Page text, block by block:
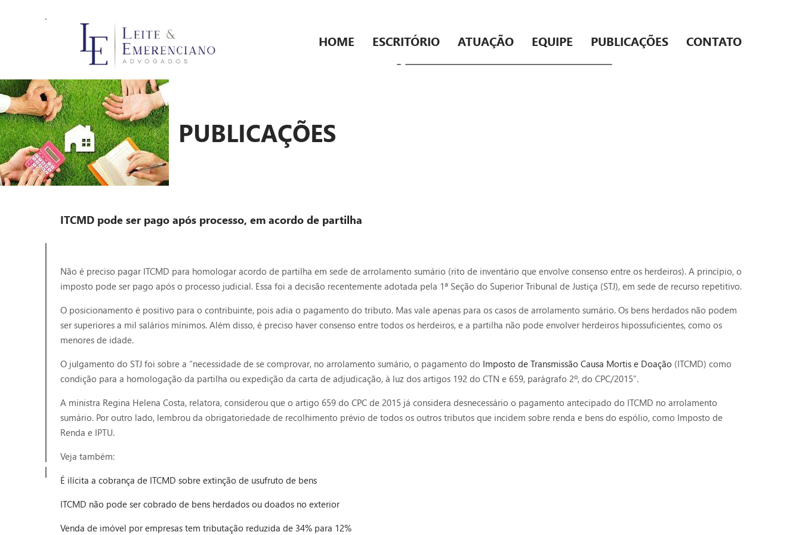
HOME ESCRITÓRIO ATUAÇÃO EQUIPE PUBLICAÇÕES CONTATO
PUBLICAÇÕES
ITCMD pode ser pago após processo, em acordo de partilha
Não é preciso pagar ITCMD para homologar acordo de partilha em sede de arrolamento sumário (rito de inventário que envolve consenso entre os herdeiros). A princípio, o
imposto pode ser pago após o processo judicial. Essa foi a decisão recentemente adotada pela 1ª Seção do Superior Tribunal de Justiça (STJ), em sede de recurso repetitivo.
O posicionamento é positivo para o contribuinte, pois adia o pagamento do tributo. Mas vale apenas para os casos de arrolamento sumário. Os bens herdados não podem
ser superiores a mil salários mínimos. Além disso, é preciso haver consenso entre todos os herdeiros, e a partilha não pode envolver herdeiros hipossuficientes, como os
menores de idade.
O julgamento do STJ foi sobre a “necessidade de se comprovar, no arrolamento sumário, o pagamento do Imposto de Transmissão Causa Mortis e Doação (ITCMD) como
condição para a homologação da partilha ou expedição da carta de adjudicação, à luz dos artigos 192 do CTN e 659, parágrafo 2º, do CPC/2015”.
A ministra Regina Helena Costa, relatora, considerou que o artigo 659 do CPC de 2015 já considera desnecessário o pagamento antecipado do ITCMD no arrolamento
sumário. Por outro lado, lembrou da obrigatoriedade de recolhimento prévio de todos os outros tributos que incidem sobre renda e bens do espólio, como Imposto de
Renda e IPTU.
Veja também:
É ilícita a cobrança de ITCMD sobre extinção de usufruto de bens
ITCMD não pode ser cobrado de bens herdados ou doados no exterior
Venda de imóvel por empresas tem tributação reduzida de 34% para 12%